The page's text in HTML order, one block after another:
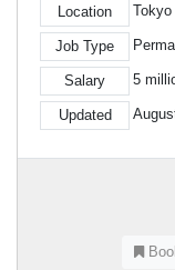
Location Tokyo
Job Type
Salary 5
Updated